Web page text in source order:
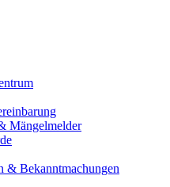
Mängelmelder
& Bekanntmachungen